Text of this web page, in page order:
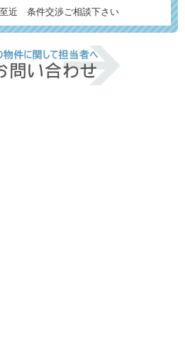
近 条件交渉ご相談下さい